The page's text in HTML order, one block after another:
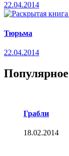
22.04.2014
Тюрьма
22.04.2014
Популярное
Грабли
18.02.2014